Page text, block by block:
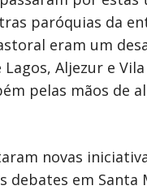
paróquias da
eram um
Aljezur e
pelas mãos de
novas
debates em